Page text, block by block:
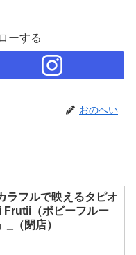
ーする
おのへい
ラフルで映えるタピオ
Frutii（ボビーフルー
_（閉店）